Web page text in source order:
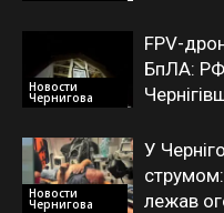
Новости
Чернигова
FPV-
БпЛА: РФ
Новости
Чернигова
У
лежав